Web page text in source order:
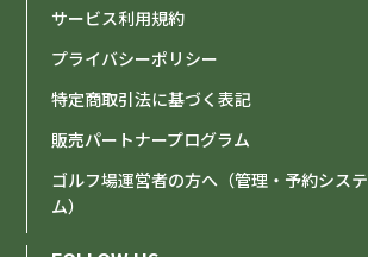
サービス利用規約
プライバシーポリシー
特定商取引法に基づく表記
販売パートナープログラム
ゴルフ場運営者の方へ（管理・予約システ
ム）